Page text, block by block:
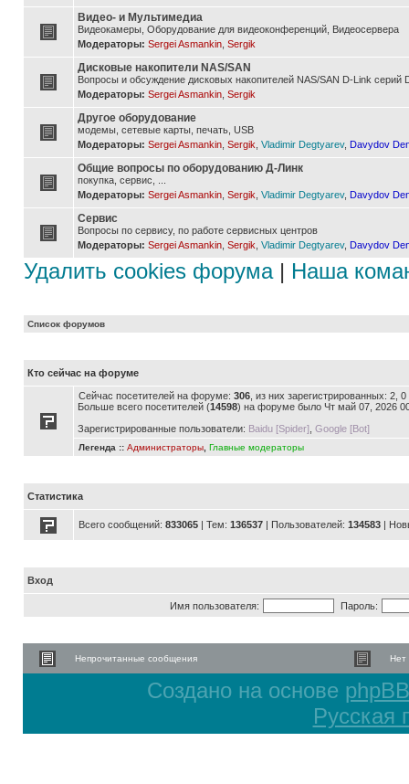
Видео- и Мультимедиа
Видеокамеры, Оборудование для видеоконференций, Видеосервера
Модераторы: Sergei Asmankin Sergik
Дисковые накопители NAS/SAN
Вопросы и обсуждение дисковых накопителей NAS/SAN D-Link серий
Модераторы: Sergei Asmankin Sergik
Другое оборудование
модемы, сетевые карты, печать, USB
Модераторы: Sergei Asmankin Sergik Vladimir Degtyarev, Davydov
Общие вопросы по оборудованию Д-Линк
покупка, сервис, ...
Модераторы: Sergei Asmankin Sergik Vladimir Degtyarev, Davydov
Сервис
Вопросы по сервису, по работе сервисных центров
Модераторы: Sergei Asmankin Sergik Vladimir Degtyarev, Davydov
Удалить cookies форума| Наша
Список форумов
Кто сейчас на форуме
Сейчас посетителей на форуме: 306 , из них зарегистрированных: 2,
Больше всего посетителей (14598) на форуме было Чт май 07, 2026
Зарегистрированные пользователи: Baidu [Spider] Google [Bot]
Легенда :: Администраторы Главные модераторы
Статистика
Всего сообщений: 833065 | Тем: 136537 | Пользователей: 134583 |
Вход
Имя пользователя: Пароль:
Непрочитанные сообщения Нет
Создано на основе phpBB
Русская